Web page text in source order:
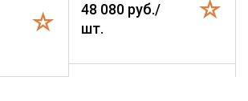
48 080 руб./
шт.